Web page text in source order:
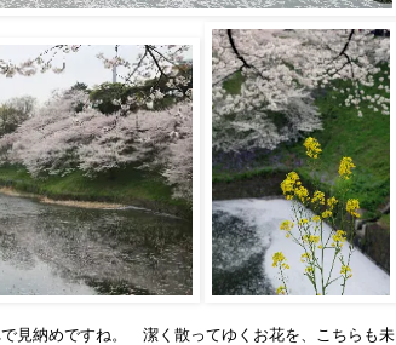
見納めですね。 潔く散ってゆくお花を、こちらも未